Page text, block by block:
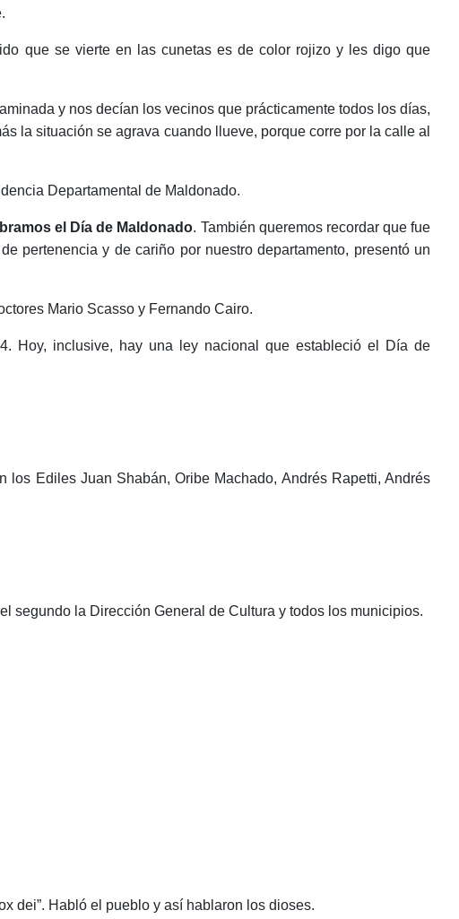
que se vierte en las cunetas es de color rojizo y les digo que
y nos decían los vecinos que prácticamente todos los días,
la situación se agrava cuando llueve, porque corre por la calle al
Departamental de Maldonado.
el Día de Maldonado. También queremos recordar que fue
pertenencia y de cariño por nuestro departamento, presentó un
Mario Scasso y Fernando Cairo.
Hoy, inclusive, hay una ley nacional que estableció el Día de
Ediles Juan Shabán, Oribe Machado, Andrés Rapetti, Andrés
segundo la Dirección General de Cultura y todos los municipios.
dei”. Habló el pueblo y así hablaron los dioses.